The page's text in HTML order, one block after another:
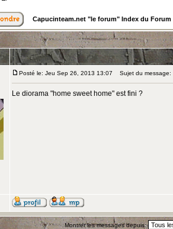
Capucinteam.net "le forum" Index du Forum
Posté le: Jeu Sep 26, 2013 13:07 Sujet du message:
Le diorama "home sweet home" est fini ?
Montrer les messages depuis: